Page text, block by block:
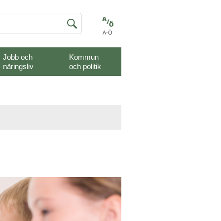
A-Ö
Jobb och
näringsliv
Kommun
och politik